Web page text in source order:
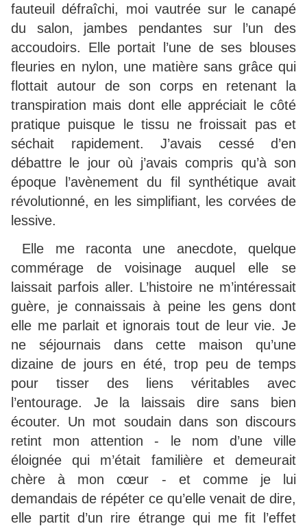
fauteuil défraîchi, moi vautrée sur le canapé
du salon, jambes pendantes sur l’un des
accoudoirs. Elle portait l’une de ses blouses
fleuries en nylon, une matière sans grâce qui
flottait autour de son corps en retenant la
transpiration mais dont elle appréciait le côté
pratique puisque le tissu ne froissait pas et
séchait rapidement. J’avais cessé d’en
débattre le jour où j’avais compris qu’à son
époque l’avènement du fil synthétique avait
révolutionné, en les simplifiant, les corvées de
lessive.
Elle me raconta une anecdote, quelque
commérage de voisinage auquel elle se
laissait parfois aller. L’histoire ne m’intéressait
guère, je connaissais à peine les gens dont
elle me parlait et ignorais tout de leur vie. Je
ne séjournais dans cette maison qu’une
dizaine de jours en été, trop peu de temps
pour tisser des liens véritables avec
l’entourage. Je la laissais dire sans bien
écouter. Un mot soudain dans son discours
retint mon attention - le nom d’une ville
éloignée qui m’était familière et demeurait
chère à mon cœur - et comme je lui
demandais de répéter ce qu’elle venait de dire,
elle partit d’un rire étrange qui me fit l’effet